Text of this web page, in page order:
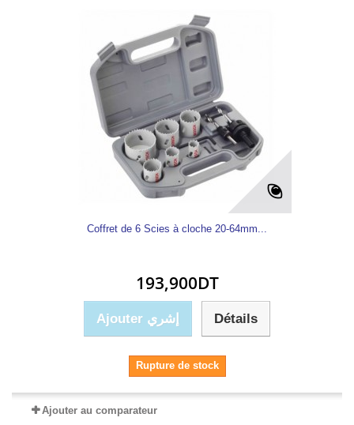
Coffret de 6 Scies à cloche 20-64mm...
193,900DT
Ajouter إشري Détails
Rupture de stock
Ajouter au comparateur